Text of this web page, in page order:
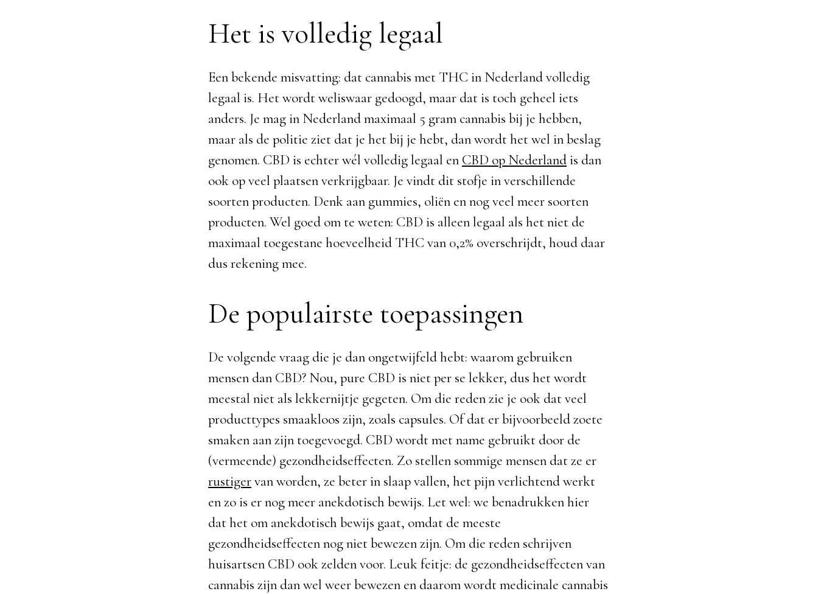
Het is volledig legaal
Een bekende misvatting: dat cannabis met THC in Nederland volledig
legaal is. Het wordt weliswaar gedoogd, maar dat is toch geheel iets
anders. Je mag in Nederland maximaal 5 gram cannabis bij je hebben,
maar als de politie ziet dat je het bij je hebt, dan wordt het wel in beslag
genomen. CBD is echter wél volledig legaal en CBD op Nederlandis dan
ook op veel plaatsen verkrijgbaar. Je vindt dit stofje in verschillende
soorten producten. Denk aan gummies, oliën en nog veel meer soorten
producten. Wel goed om te weten: CBD is alleen legaal als het niet de
maximaal toegestane hoeveelheid THC van 0,2% overschrijdt, houd daar
dus rekening mee.
De populairste toepassingen
De volgende vraag die je dan ongetwijfeld hebt: waarom gebruiken
mensen dan CBD? Nou, pure CBD is niet per se lekker, dus het wordt
meestal niet als lekkernijtje gegeten. Om die reden zie je ook dat veel
producttypes smaakloos zijn, zoals capsules. Of dat er bijvoorbeeld zoete
smaken aan zijn toegevoegd. CBD wordt met name gebruikt door de
(vermeende) gezondheidseffecten. Zo stellen sommige mensen dat ze er
rustigervan worden, ze beter in slaap vallen, het pijn verlichtend werkt
en zo is er nog meer anekdotisch bewijs. Let wel: we benadrukken hier
dat het om anekdotisch bewijs gaat, omdat de meeste
gezondheidseffecten nog niet bewezen zijn. Om die reden schrijven
huisartsen CBD ook zelden voor. Leuk feitje: de gezondheidseffecten van
cannabis zijn dan wel weer bewezen en daarom wordt medicinale cannabis